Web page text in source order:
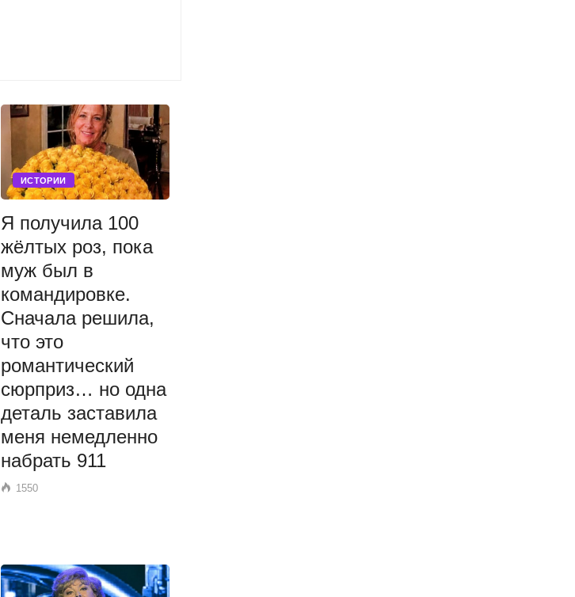
ИСТОРИИ
Я получила 100
жёлтых роз, пока
муж был в
командировке.
Сначала решила,
что это
романтический
сюрприз… но одна
деталь заставила
меня немедленно
набрать 911
1550